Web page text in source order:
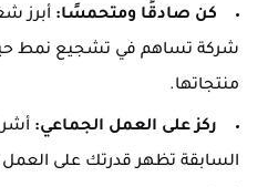
كن صادقًا ومتحمسًا: أبرز
شركة تساهم في تشجيع نمط
منتجاتها.
ركز على العمل الجماعي: أشر
السابقة تظهر قدرتك على